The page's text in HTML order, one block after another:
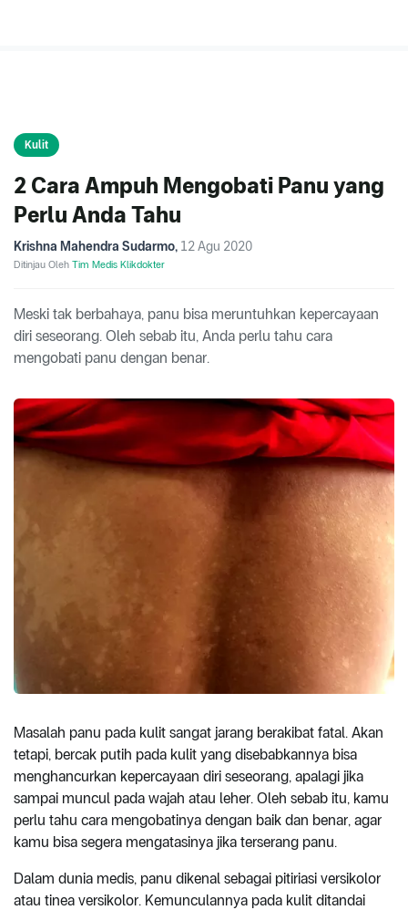
Kulit
2 Cara Ampuh Mengobati Panu yang
Perlu Anda Tahu
Krishna Mahendra Sudarmo, 12 Agu 2020
Ditinjau Oleh Tim Medis Klikdokter
Meski tak berbahaya, panu bisa meruntuhkan kepercayaan
diri seseorang. Oleh sebab itu, Anda perlu tahu cara
mengobati panu dengan benar.
Masalah panu pada kulit sangat jarang berakibat fatal. Akan
tetapi, bercak putih pada kulit yang disebabkannya bisa
menghancurkan kepercayaan diri seseorang, apalagi jika
sampai muncul pada wajah atau leher. Oleh sebab itu, kamu
perlu tahu cara mengobatinya dengan baik dan benar, agar
kamu bisa segera mengatasinya jika terserang panu.
Dalam dunia medis, panu dikenal sebagai pitiriasi versikolor
atau tinea versikolor. Kemunculannya pada kulit ditandai